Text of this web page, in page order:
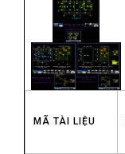
MÃ TÀI LIỆU